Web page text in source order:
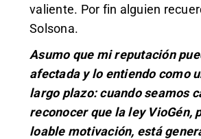
valiente. Por fin alguien
Solsona.
Asumo que mi reputación
afectada y lo entiendo como
largo plazo: cuando seamos
reconocer que la ley VioGén,
loable motivación, está